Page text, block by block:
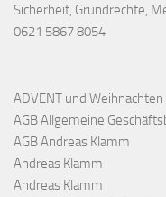
Sicherheit, Grundrechte,
0621 5867 8054
ADVENT und Weihnachten
AGB Allgemeine
AGB Andreas Klamm
Andreas Klamm
Andreas Klamm